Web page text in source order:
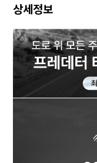
상세정보